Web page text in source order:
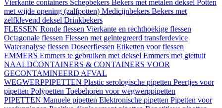
Vierkante containers Schepbekers Bekers met metalen deksel Potten
met wijde opening (zalfpotten) Medicijnbekers Bekers met
zelfklevend deksel Drinkbekers
FLESSEN Ronde flessen Vierkante en rechthoekige flessen
Octagonale flessen Flessen met geïntegreerd transferdevice
Wateranalyse flessen Doseerflessen Etiketten voor flessen
EMMERS Emmers te gebruiken met deksel Emmers met giettuit
NAALDCONTAINERS & CONTAINERS VOOR
GECONTAMINEERD AFVAL
WEGWERPPIPETTEN Plastic serologische pipetten Peertjes voor
pipetten Polypetten Toebehoren voor wegwerppipetten
PIPETTEN Manuele pipetten Elektronische pipetten Pipetten voor